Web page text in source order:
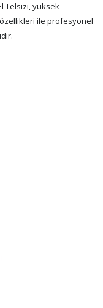
Telsizi, yüksek
özellikleri ile profesyonel